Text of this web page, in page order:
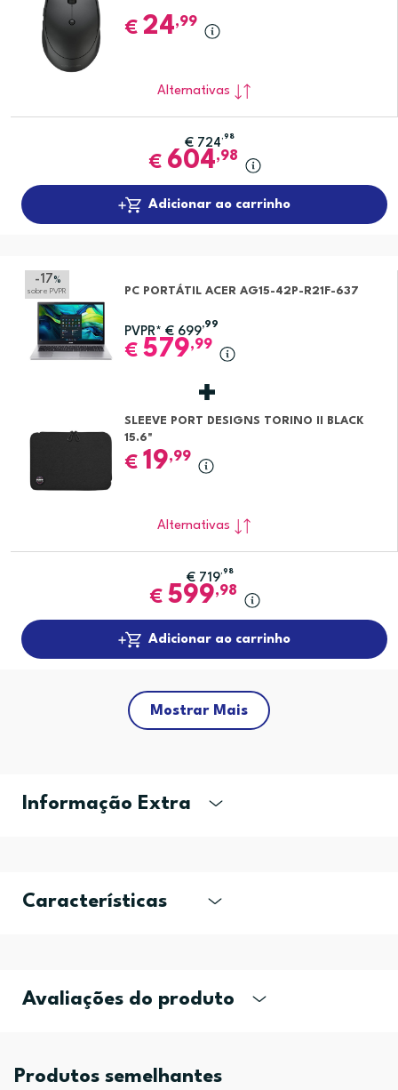
€ 24,99
Alternativas
€ 724,98
€ 604,98
Adicionar ao carrinho
-17 %
sobre PVPR PC PORTÁTIL ACER AG15-42P-R21F-637
PVPR* € 699
,99
€ 579,99
SLEEVE PORT DESIGNS TORINO II BLACK
15.6"
€ 19,99
Alternativas
€ 719,98
€ 599,98
Adicionar ao carrinho
Mostrar Mais
Informação Extra
Características
Avaliações do produto
Produtos semelhantes